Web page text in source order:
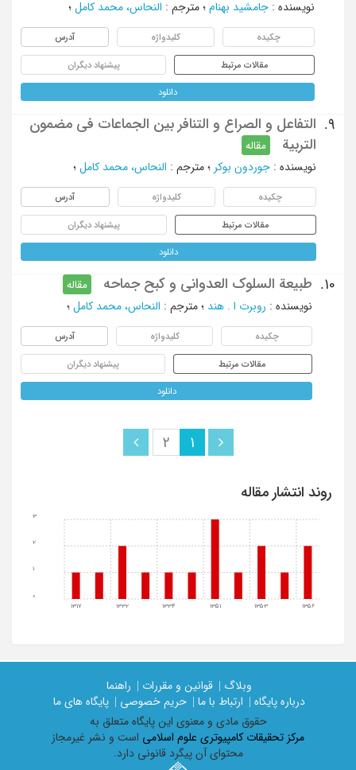
نویسنده : جامشید بهنام ؛ مترجم : النحاس، محمد کامل ؛
چکیده کلیدواژه آدرس
مقالات مرتبط پیشنهاد دیگران
دانلود
9.
التفاعل و الصراع و التنافر بین الجماعات فی مضمون
التربیة
مقاله
نویسنده : جوردون بوکر ؛ مترجم : النحاس، محمد کامل ؛
چکیده کلیدواژه آدرس
مقالات مرتبط پیشنهاد دیگران
دانلود
10. طبیعة السلوک العدوانی و کبح جماحه
مقاله
نویسنده : روبرت ا . هند ؛ مترجم : النحاس، محمد کامل ؛
چکیده کلیدواژه آدرس
مقالات مرتبط پیشنهاد دیگران
دانلود
1
2
روند انتشار مقاله
1317 1332 1334 1351 1353 1356
0
1
2
3
وبلاگ | قوانین و مقررات |
راهنما
درباره پایگاه |
ارتباط با ما | حریم خصوصی |
پایگاه های ما
حقوق مادی و معنوی اين پايگاه متعلق به
مرکز تحقیقات کامپیوتری علوم اسلامی است و نشر غیرمجاز
محتوای آن پیگرد قانونی دارد.